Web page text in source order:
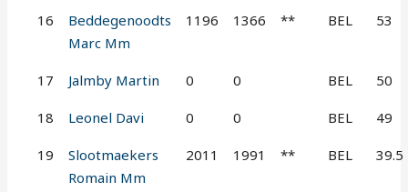
16
Beddegenoodts
Marc Mm
1196 1366 ** BEL 53
17 Jalmby Martin 0 0 BEL 50
18 Leonel Davi 0 0 BEL 49
19
Slootmaekers
Romain Mm
2011 1991 ** BEL 39.5